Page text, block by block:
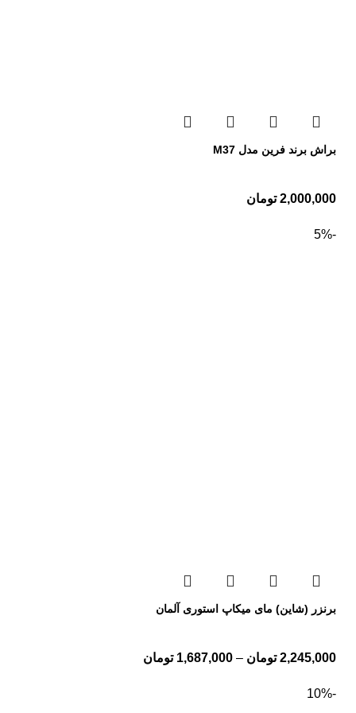
براش برند فرین مدل M37
2,000,000 تومان
-5%
برنزر (شاین) مای میکاپ استوری آلمان
2,245,000 تومان –
1,687,000 تومان
-10%